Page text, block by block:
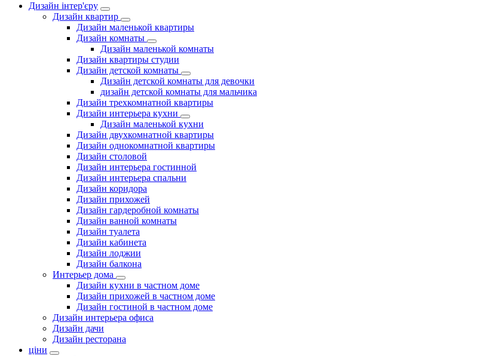
Дизайн інтер'єру
Дизайн квартир
Дизайн маленькой квартиры
Дизайн комнаты
Дизайн маленькой комнаты
Дизайн квартиры студии
Дизайн детской комнаты
Дизайн детской комнаты для девочки
дизайн детской комнаты для мальчика
Дизайн трехкомнатной квартиры
Дизайн интерьера кухни
Дизайн маленькой кухни
Дизайн двухкомнатной квартиры
Дизайн однокомнатной квартиры
Дизайн столовой
Дизайн интерьера гостинной
Дизайн интерьера спальни
Дизайн коридора
Дизайн прихожей
Дизайн гардеробной комнаты
Дизайн ванной комнаты
Дизайн туалета
Дизайн кабинета
Дизайн лоджии
Дизайн балкона
Интерьер дома
Дизайн кухни в частном доме
Дизайн прихожей в частном доме
Дизайн гостиной в частном доме
Дизайн интерьера офиса
Дизайн дачи
Дизайн ресторана
ціни